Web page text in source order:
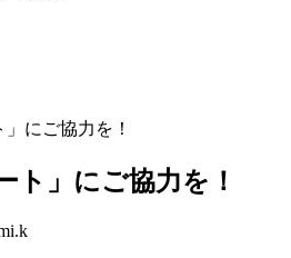
」にご協力を！
ト」にご協力を！